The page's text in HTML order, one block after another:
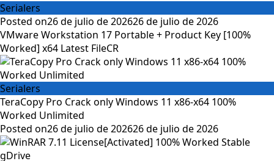
Serialers
Posted on26 de julio de 202626 de julio de 2026
VMware Workstation 17 Portable + Product Key [100%
Worked] x64 Latest FileCR
Serialers
TeraCopy Pro Crack only Windows 11 x86-x64 100%
Worked Unlimited
Posted on26 de julio de 202626 de julio de 2026